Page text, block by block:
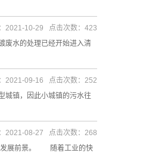
废水的处理已经开始进入清
2021-10-29 点击次数：423
镇，因此小城镇的污水往
2021-09-16 点击次数：252
发展前景。 随着工业的快
2021-08-27 点击次数：268